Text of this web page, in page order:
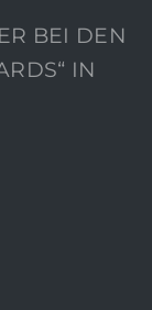
BEI DEN
IN